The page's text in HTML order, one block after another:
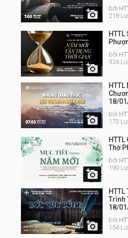
 bởi
218

bởi
924

HTTL
18/
bởi
173

Thờ
bởi
190

HTTL
Trình
18/
bởi
154